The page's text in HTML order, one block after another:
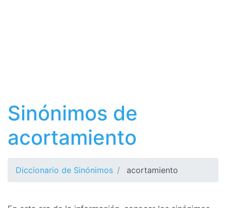
Sinónimos de
acortamiento
Diccionario de Sinónimos acortamiento